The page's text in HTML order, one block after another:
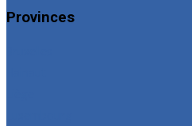
Provinces